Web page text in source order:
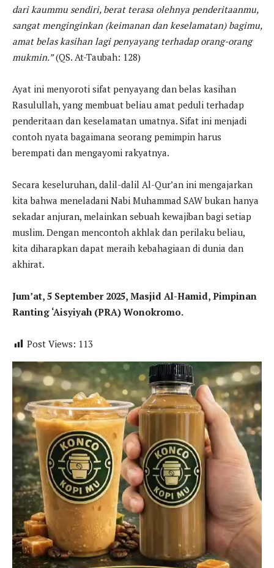
dari kaummu sendiri, berat terasa olehnya penderitaanmu,
sangat menginginkan (keimanan dan keselamatan) bagimu,
amat belas kasihan lagi penyayang terhadap orang-orang
mukmin.”(QS. At-Taubah: 128)
Ayat ini menyoroti sifat penyayang dan belas kasihan
Rasulullah, yang membuat beliau amat peduli terhadap
penderitaan dan keselamatan umatnya. Sifat ini menjadi
contoh nyata bagaimana seorang pemimpin harus
berempati dan mengayomi rakyatnya.
Secara keseluruhan, dalil-dalil Al-Qur’an ini mengajarkan
kita bahwa meneladani Nabi Muhammad SAW bukan hanya
sekadar anjuran, melainkan sebuah kewajiban bagi setiap
muslim. Dengan mencontoh akhlak dan perilaku beliau,
kita diharapkan dapat meraih kebahagiaan di dunia dan
akhirat.
Jum’at, 5 September 2025, Masjid Al-Hamid, Pimpinan
Ranting ‘Aisyiyah (PRA) Wonokromo.
Post Views: 113